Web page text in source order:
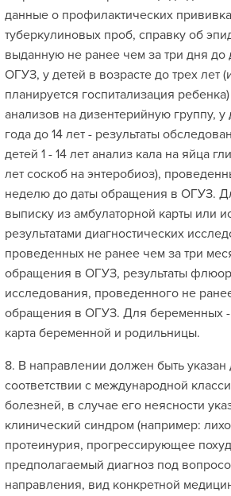
данные о профилактических
туберкулиновых проб, справку об
выданную не ранее чем за три дня
ОГУЗ, у детей в возрасте до трех лет
планируется госпитализация
анализов на дизентерийную группу, у
года до 14 лет - результаты
детей 1 - 14 лет анализ кала на яйца
лет соскоб на энтеробиоз),
неделю до даты обращения в ОГУЗ.
выписку из амбулаторной карты или
результатами диагностических
проведенных не ранее чем за три
обращения в ОГУЗ, результаты
исследования, проведенного не
обращения в ОГУЗ. Для беременных
карта беременной и родильницы.
8. В направлении должен быть указан
соответствии с международной
болезней, в случае его неясности
клинический синдром (например:
протеинурия, прогрессирующее
предполагаемый диагноз под
направления, вид конкретной